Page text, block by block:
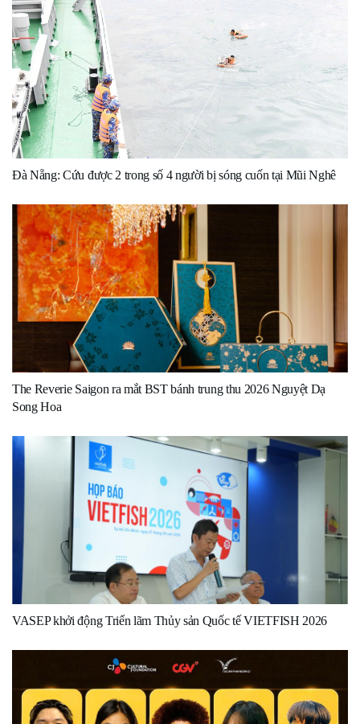
Đà Nẵng: Cứu được 2 trong số 4 người bị sóng cuốn tại Mũi Nghê
The Reverie Saigon ra mắt BST bánh trung thu 2026 Nguyệt Dạ
Song Hoa
VASEP khởi động Triển lãm Thủy sản Quốc tế VIETFISH 2026